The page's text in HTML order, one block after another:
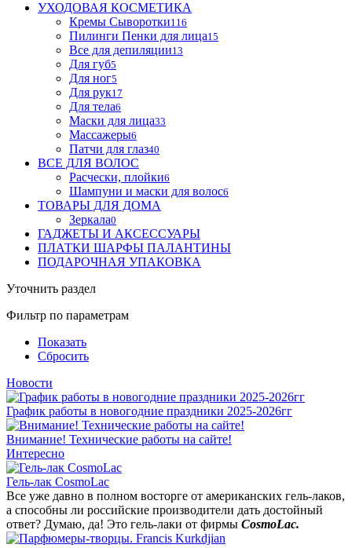
УХОДОВАЯ КОСМЕТИКА
Кремы Сыворотки116
Пилинги Пенки для лица15
Все для депиляции13
Для губ5
Для ног5
Для рук17
Для тела6
Маски для лица33
Массажеры6
Патчи для глаз40
ВСЕ ДЛЯ ВОЛОС
Расчески, плойки6
Шампуни и маски для волос6
ТОВАРЫ ДЛЯ ДОМА
Зеркала0
ГАДЖЕТЫ И АКСЕССУАРЫ
ПЛАТКИ ШАРФЫ ПАЛАНТИНЫ
ПОДАРОЧНАЯ УПАКОВКА
Уточнить раздел
Фильтр по параметрам
Показать
Сбросить
Новости
График работы в новогодние праздники 2025-2026гг
Внимание! Технические работы на сайте!
Интересно
Гель-лак CosmoLac
Все уже давно в полном восторге от американских гель-лаков,
а способны ли российские производители дать достойный
ответ? Думаю, да! Это гель-лаки от фирмы CosmoLac.